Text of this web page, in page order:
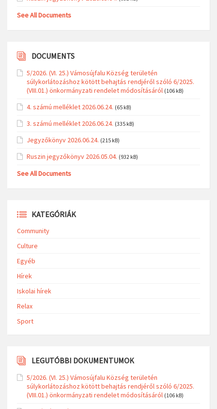
See All Documents
DOCUMENTS
5/2026. (VI. 25.) Vámosújfalu Község területén
súlykorlátozáshoz kötött behajtás rendjéről szóló 6/2025.
(VIII.01.) önkormányzati rendelet módosításáról (106 kB)
4. számú melléklet 2026.06.24. (65 kB)
3. számú melléklet 2026.06.24. (335 kB)
Jegyzőkönyv 2026.06.24. (215 kB)
Ruszin jegyzőkönyv 2026.05.04. (932 kB)
See All Documents
KATEGÓRIÁK
Community
Culture
Egyéb
Hírek
Iskolai hírek
Relax
Sport
LEGUTÓBBI DOKUMENTUMOK
5/2026. (VI. 25.) Vámosújfalu Község területén
súlykorlátozáshoz kötött behajtás rendjéről szóló 6/2025.
(VIII.01.) önkormányzati rendelet módosításáról (106 kB)